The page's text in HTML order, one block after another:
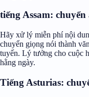
tiếng Assam:
Hãy xử lý miễn phí nội
chuyển giọng nói thành
tuyến. Lý tưởng cho cuộc
hằng ngày.
Tiếng Asturias: